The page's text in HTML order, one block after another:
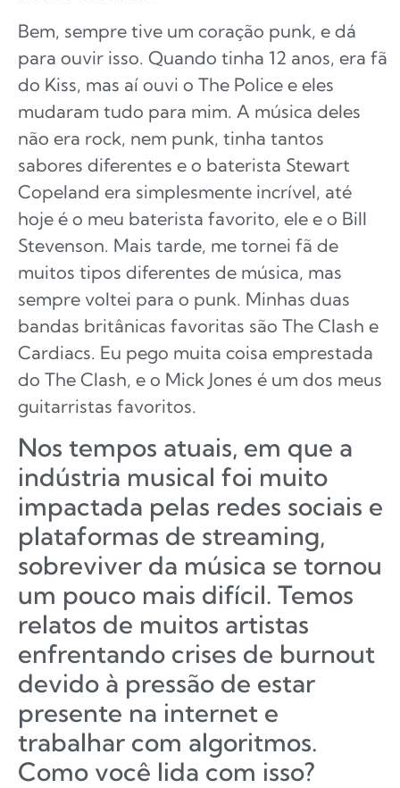
Bem, sempre tive um coração punk, e dá
para ouvir isso. Quando tinha 12 anos, era fã
do Kiss, mas aí ouvi o The Police e eles
mudaram tudo para mim. A música deles
não era rock, nem punk, tinha tantos
sabores diferentes e o baterista Stewart
Copeland era simplesmente incrível, até
hoje é o meu baterista favorito, ele e o Bill
Stevenson. Mais tarde, me tornei fã de
muitos tipos diferentes de música, mas
sempre voltei para o punk. Minhas duas
bandas britânicas favoritas são The Clash e
Cardiacs. Eu pego muita coisa emprestada
do The Clash, e o Mick Jones é um dos meus
guitarristas favoritos.
Nos tempos atuais, em que a
indústria musical foi muito
impactada pelas redes sociais e
plataformas de streaming,
sobreviver da música se tornou
um pouco mais difícil. Temos
relatos de muitos artistas
enfrentando crises de burnout
devido à pressão de estar
presente na internet e
trabalhar com algoritmos.
Como você lida com isso?